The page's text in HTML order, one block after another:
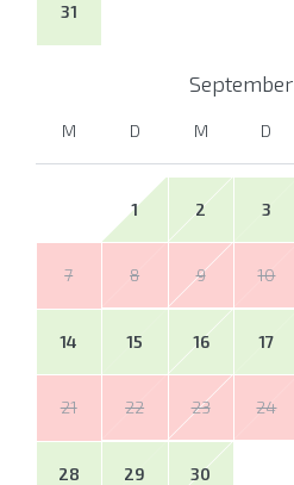
31
September
M D M D
1 2 3
7 8 9 10
14 15 16 17
21 22 23 24
28 29 30